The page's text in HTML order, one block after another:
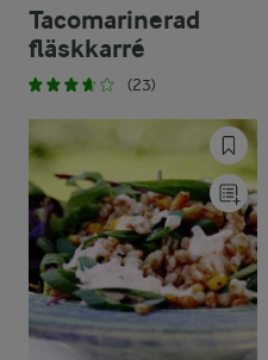
Tacomarinerad
fläskkarré
(23)